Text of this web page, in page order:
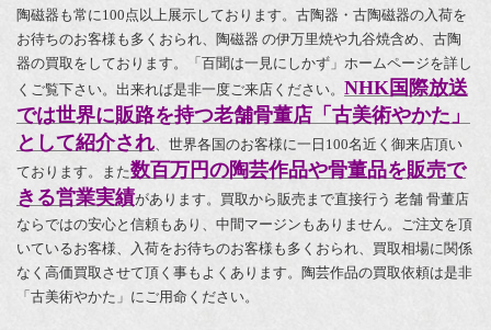
陶磁器も常に100点以上展示しております。古陶器・古陶磁器の入荷を
お待ちのお客様も多くおられ、陶磁器 の伊万里焼や九谷焼含め、古陶
器の買取をしております。「百聞は一見にしかず」ホームページを詳し
くご覧下さい。出来れば是非一度ご来店ください。 NHK国際放送
では世界に販路を持つ老舗骨董店「古美術やかた」
として紹介され、世界各国のお客様に一日100名近く御来店頂い
ております。また数百万円の陶芸作品や骨董品を販売で
きる営業実績があります。買取から販売まで直接行う 老舗 骨董店
ならではの安心と信頼もあり、中間マージンもありません。ご注文を頂
いているお客様、入荷をお待ちのお客様も多くおられ、買取相場に関係
なく高価買取させて頂く事もよくあります。陶芸作品の買取依頼は是非
「古美術やかた」にご用命ください。